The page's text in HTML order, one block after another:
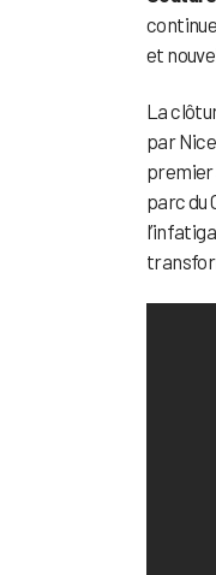
et
La
par
premier
parc du